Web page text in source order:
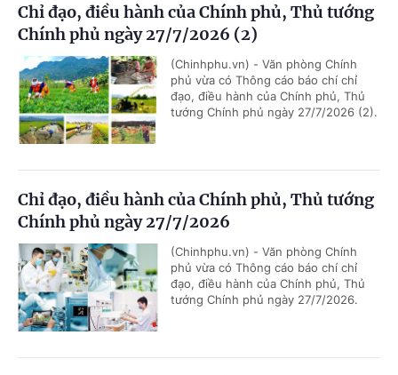
Chỉ đạo, điều hành của Chính phủ, Thủ tướng
Chính phủ ngày 27/7/2026 (2)
(Chinhphu.vn) - Văn phòng Chính
phủ vừa có Thông cáo báo chí chỉ
đạo, điều hành của Chính phủ, Thủ
tướng Chính phủ ngày 27/7/2026 (2).
Chỉ đạo, điều hành của Chính phủ, Thủ tướng
Chính phủ ngày 27/7/2026
(Chinhphu.vn) - Văn phòng Chính
phủ vừa có Thông cáo báo chí chỉ
đạo, điều hành của Chính phủ, Thủ
tướng Chính phủ ngày 27/7/2026.